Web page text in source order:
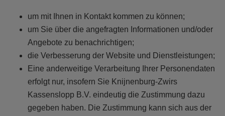
um mit Ihnen in Kontakt kommen zu können;
um Sie über die angefragten Informationen und/oder
Angebote zu benachrichtigen;
die Verbesserung der Website und Dienstleistungen;
Eine anderweitige Verarbeitung Ihrer Personendaten
erfolgt nur, insofern Sie Knijnenburg-Zwirs
Kassenslopp B.V. eindeutig die Zustimmung dazu
gegeben haben. Die Zustimmung kann sich aus der